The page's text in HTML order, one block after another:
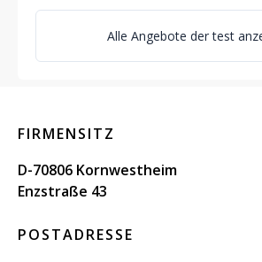
Alle Angebote der test
FIRMENSITZ
D-70806 Kornwestheim
Enzstraße 43
POSTADRESSE